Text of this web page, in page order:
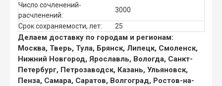
Число сочленений-
расчленений:
3000
Срок сохраняемости, лет: 25
Делаем доставку по городам и регионам:
Москва, Тверь, Тула, Брянск, Липецк, Смоленск,
Нижний Новгород, Ярославль, Вологда, Санкт-
Петербург, Петрозаводск, Казань, Ульяновск,
Пенза, Самара, Саратов, Волгоград, Ростов-на-